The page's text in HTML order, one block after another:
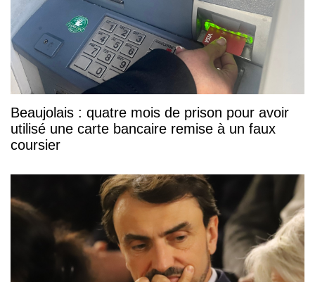
Beaujolais : quatre mois de prison pour avoir
utilisé une carte bancaire remise à un faux
coursier